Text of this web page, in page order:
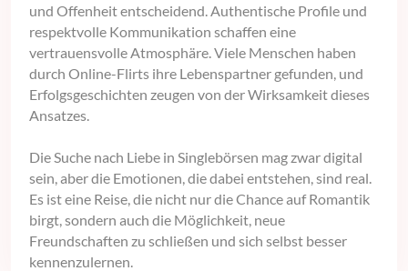
und Offenheit entscheidend. Authentische Profile und
respektvolle Kommunikation schaffen eine
vertrauensvolle Atmosphäre. Viele Menschen haben
durch Online-Flirts ihre Lebenspartner gefunden, und
Erfolgsgeschichten zeugen von der Wirksamkeit dieses
Ansatzes.
Die Suche nach Liebe in Singlebörsen mag zwar digital
sein, aber die Emotionen, die dabei entstehen, sind real.
Es ist eine Reise, die nicht nur die Chance auf Romantik
birgt, sondern auch die Möglichkeit, neue
Freundschaften zu schließen und sich selbst besser
kennenzulernen.